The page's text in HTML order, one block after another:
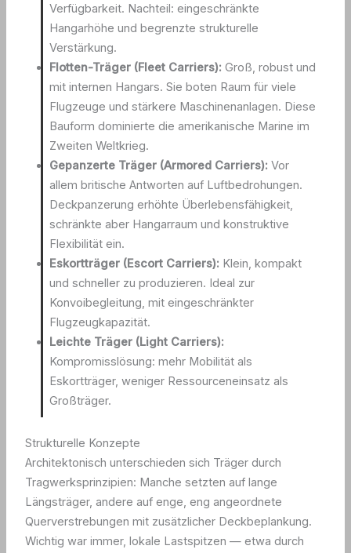
Verfügbarkeit. Nachteil: eingeschränkte
Hangarhöhe und begrenzte strukturelle
Verstärkung.
Flotten-Träger (Fleet Carriers): Groß, robust und
mit internen Hangars. Sie boten Raum für viele
Flugzeuge und stärkere Maschinenanlagen. Diese
Bauform dominierte die amerikanische Marine im
Zweiten Weltkrieg.
Gepanzerte Träger (Armored Carriers): Vor
allem britische Antworten auf Luftbedrohungen.
Deckpanzerung erhöhte Überlebensfähigkeit,
schränkte aber Hangarraum und konstruktive
Flexibilität ein.
Eskortträger (Escort Carriers): Klein, kompakt
und schneller zu produzieren. Ideal zur
Konvoibegleitung, mit eingeschränkter
Flugzeugkapazität.
Leichte Träger (Light Carriers):
Kompromisslösung: mehr Mobilität als
Eskortträger, weniger Ressourceneinsatz als
Großträger.
Strukturelle Konzepte
Architektonisch unterschieden sich Träger durch
Tragwerksprinzipien: Manche setzten auf lange
Längsträger, andere auf enge, eng angeordnete
Querverstrebungen mit zusätzlicher Deckbeplankung.
Wichtig war immer, lokale Lastspitzen — etwa durch